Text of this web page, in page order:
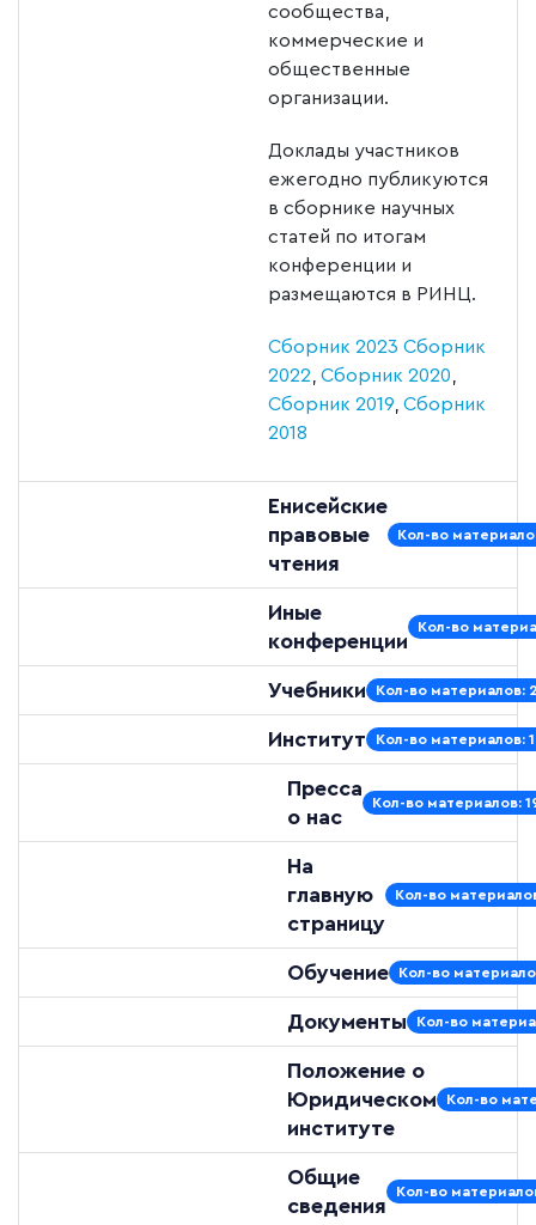
сообщества,
коммерческие и
общественные
организации.
Доклады участников
ежегодно публикуются
в сборнике научных
статей по итогам
конференции и
размещаются в РИНЦ.
Сборник 2023 Сборник
2022 Сборник 2020
Сборник 2019 Сборник
2018
Енисейские
правовые
чтения
Кол-во
Иные
конференции
Кол-во
Учебники Кол-во материалов: 2
Институт Кол-во материалов:
Пресса
о нас
Кол-во материалов:
На
главную
страницу
Кол-во
Обучение Кол-во
Документы Кол-во
Положение о
Юридическом
институте
Кол-во
Общие
сведения
Кол-во